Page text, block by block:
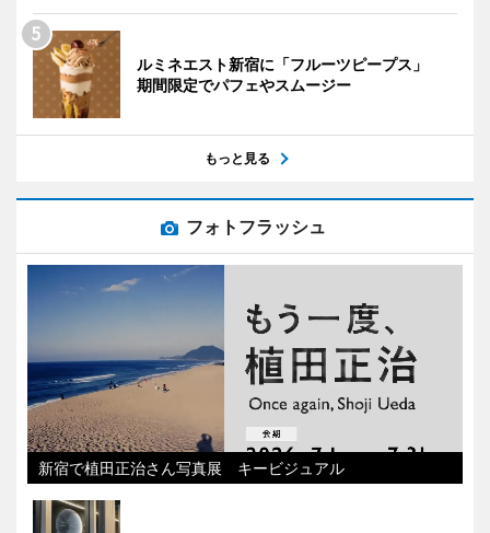
ルミネエスト新宿に「フルーツピープス」
期間限定でパフェやスムージー
もっと見る
フォトフラッシュ
新宿で植田正治さん写真展 キービジュアル